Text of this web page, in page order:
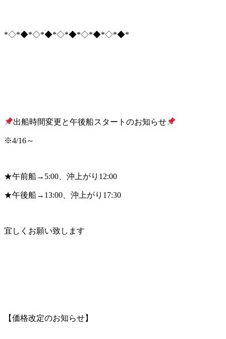
*◇*◆*◇*◆*◇*◆*◇*◆*◇*◆*
出船時間変更と午後船スタートのお知らせ
※4/16～
★午前船→5:00、沖上がり12:00
★午後船→13:00、沖上がり17:30
宜しくお願い致します
【価格改定のお知らせ】